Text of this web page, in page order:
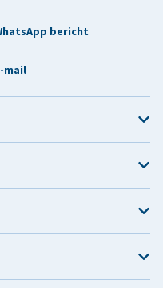
bericht
mail